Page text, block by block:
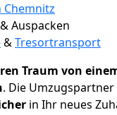
Auspacken
&Tresortransport
Traum von
. Die
in Ihr neues